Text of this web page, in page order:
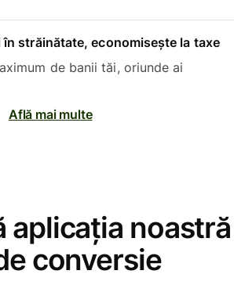
în străinătate, economisește la taxe
de banii tăi, oriunde ai
Află mai multe
aplicația noastră
conversie